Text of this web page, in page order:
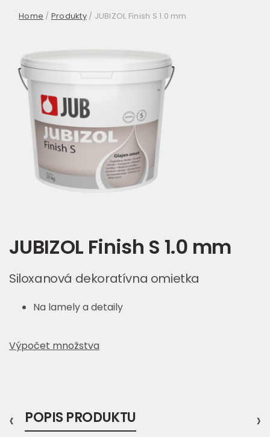
Home / Produkty/ JUBIZOL Finish S 1.0 mm
JUBIZOL Finish S 1.0 mm
Siloxanová dekoratívna omietka
Na lamely a detaily
Výpočet množstva
POPIS PRODUKTU
‹ ›